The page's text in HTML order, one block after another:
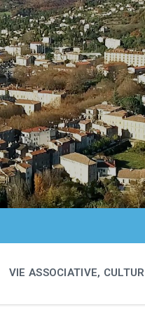
VIE ASSOCIATIVE,